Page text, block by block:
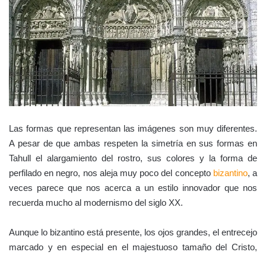
Las formas que representan las imágenes son muy diferentes.
A pesar de que ambas respeten la simetría en sus formas en
Tahull el alargamiento del rostro, sus colores y la forma de
perfilado en negro, nos aleja muy poco del concepto bizantino, a
veces parece que nos acerca a un estilo innovador que nos
recuerda mucho al modernismo del siglo XX.
Aunque lo bizantino está presente, los ojos grandes, el entrecejo
marcado y en especial en el majestuoso tamaño del Cristo,